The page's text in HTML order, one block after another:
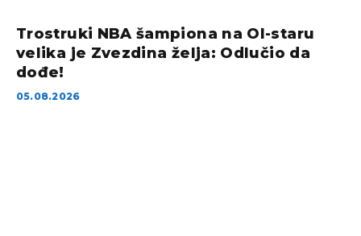
Trostruki NBA šampiona na Ol-staru
velika je Zvezdina želja: Odlučio da
dođe!
05.08.2026